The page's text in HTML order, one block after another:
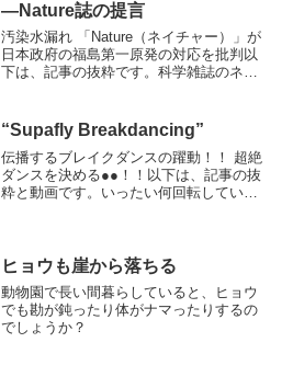
―Nature誌の提言
汚染水漏れ 「Nature（ネイチャー）」が
日本政府の福島第一原発の対応を批判以
下は、記事の抜粋です。科学雑誌のネイ
ている。日本政府の行動の遅さと、情報
公開のお...
“Supafly Breakdancing”
伝播するブレイクダンスの躍動！！ 超絶
ダンスを決める●●！！以下は、記事の抜
粋と動画です。いったい何回転している
の波動は更に次のダン...
ヒョウも崖から落ちる
動物園で長い間暮らしていると、ヒョウ
でも勘が鈍ったり体がナマったりするの
でしょうか？